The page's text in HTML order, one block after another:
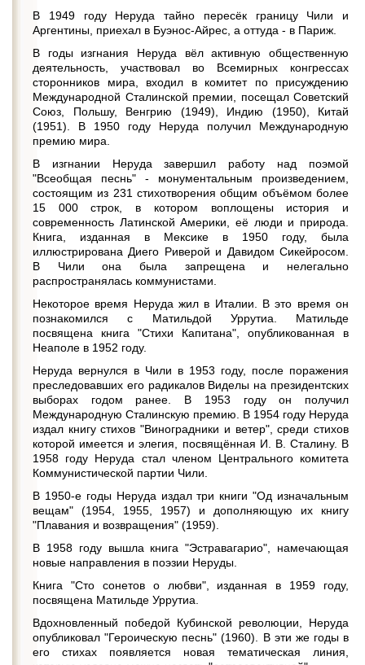
В 1949 году Неруда тайно пересёк границу Чили и
Аргентины, приехал в Буэнос-Айрес, а оттуда - в Париж.
В годы изгнания Неруда вёл активную общественную
деятельность, участвовал во Всемирных конгрессах
сторонников мира, входил в комитет по присуждению
Международной Сталинской премии, посещал Советский
Союз, Польшу, Венгрию (1949), Индию (1950), Китай
(1951). В 1950 году Неруда получил Международную
премию мира.
В изгнании Неруда завершил работу над поэмой
"Всеобщая песнь" - монументальным произведением,
состоящим из 231 стихотворения общим объёмом более
15 000 строк, в котором воплощены история и
современность Латинской Америки, её люди и природа.
Книга, изданная в Мексике в 1950 году, была
иллюстрирована Диего Риверой и Давидом Сикейросом.
В Чили она была запрещена и нелегально
распространялась коммунистами.
Некоторое время Неруда жил в Италии. В это время он
познакомился с Матильдой Уррутиа. Матильде
посвящена книга "Стихи Капитана", опубликованная в
Неаполе в 1952 году.
Неруда вернулся в Чили в 1953 году, после поражения
преследовавших его радикалов Виделы на президентских
выборах годом ранее. В 1953 году он получил
Международную Сталинскую премию. В 1954 году Неруда
издал книгу стихов "Виноградники и ветер", среди стихов
которой имеется и элегия, посвящённая И. В. Сталину. В
1958 году Неруда стал членом Центрального комитета
Коммунистической партии Чили.
В 1950-е годы Неруда издал три книги "Од изначальным
вещам" (1954, 1955, 1957) и дополняющую их книгу
"Плавания и возвращения" (1959).
В 1958 году вышла книга "Эстравагарио", намечающая
новые направления в поэзии Неруды.
Книга "Сто сонетов о любви", изданная в 1959 году,
посвящена Матильде Уррутиа.
Вдохновленный победой Кубинской революции, Неруда
опубликовал "Героическую песнь" (1960). В эти же годы в
его стихах появляется новая тематическая линия,